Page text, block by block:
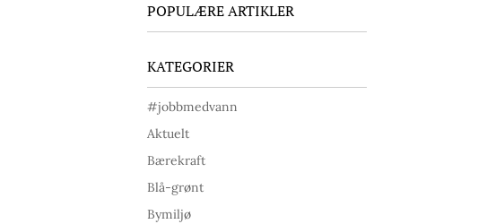
POPULÆRE ARTIKLER
KATEGORIER
#jobbmedvann
Aktuelt
Bærekraft
Blå-grønt
Bymiljø